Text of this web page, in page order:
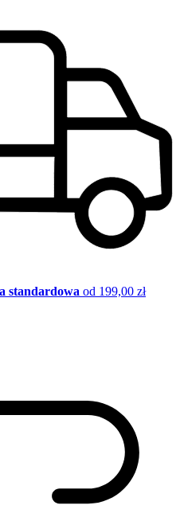
standardowa od 199,00 zł